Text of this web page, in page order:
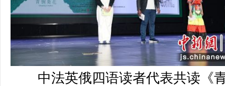
中法英俄四语读者代表共读《